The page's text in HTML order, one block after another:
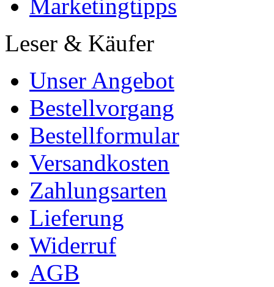
Marketingtipps
Leser & Käufer
Unser Angebot
Bestellvorgang
Bestellformular
Versandkosten
Zahlungsarten
Lieferung
Widerruf
AGB